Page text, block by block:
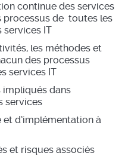
continue des services
processus de toutes les
services IT
les méthodes et
des processus
services IT
impliqués dans
services
d’implémentation à
et risques associés